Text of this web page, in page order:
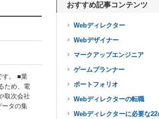
す。 ■業
ため、電
取次会社
ータの集
おすすめ記事コンテンツ
Webディレクター
Webデザイナー
マークアップエンジニア
ゲームプランナー
ポートフォリオ
Webディレクターの転職
Webディレクターに必要な